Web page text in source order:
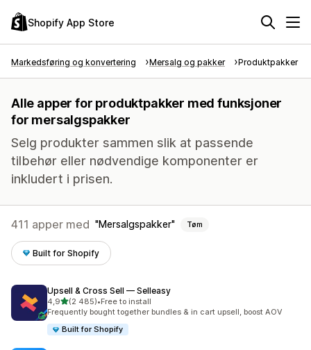
Shopify App Store
Markedsføring og konvertering Mersalg og pakker Produktpakker
Alle apper for produktpakker med funksjoner
for mersalgspakker
Selg produkter sammen slik at passende
tilbehør eller nødvendige komponenter er
inkludert i prisen.
411 apper med Mersalgspakker Tøm
Built for Shopify
Upsell & Cross Sell — Selleasy
4,9av 5 stjerner
(2 485)
Totalt 2485 omtaler
•Free to install
Frequently bought together bundles & in cart upsell, boost AOV
Built for Shopify